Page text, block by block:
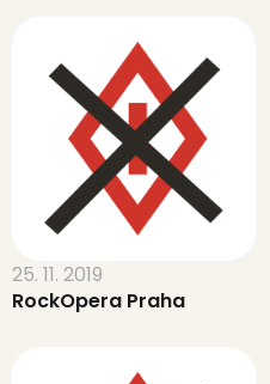
25. 11. 2019
RockOpera Praha